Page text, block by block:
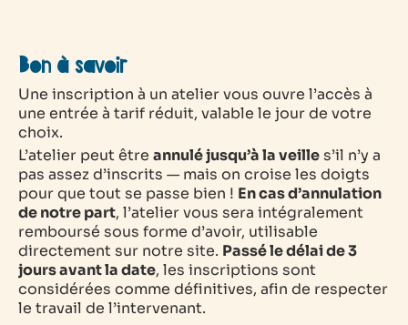
Bon à savoir
Une inscription à un atelier vous ouvre l’accès à
une entrée à tarif réduit, valable le jour de votre
choix.
L’atelier peut être annulé jusqu’à la veille s’il n’y a
pas assez d’inscrits — mais on croise les doigts
pour que tout se passe bien ! En cas d’annulation
de notre part, l’atelier vous sera intégralement
remboursé sous forme d’avoir, utilisable
directement sur notre site. Passé le délai de 3
jours avant la date, les inscriptions sont
considérées comme définitives, afin de respecter
le travail de l’intervenant.